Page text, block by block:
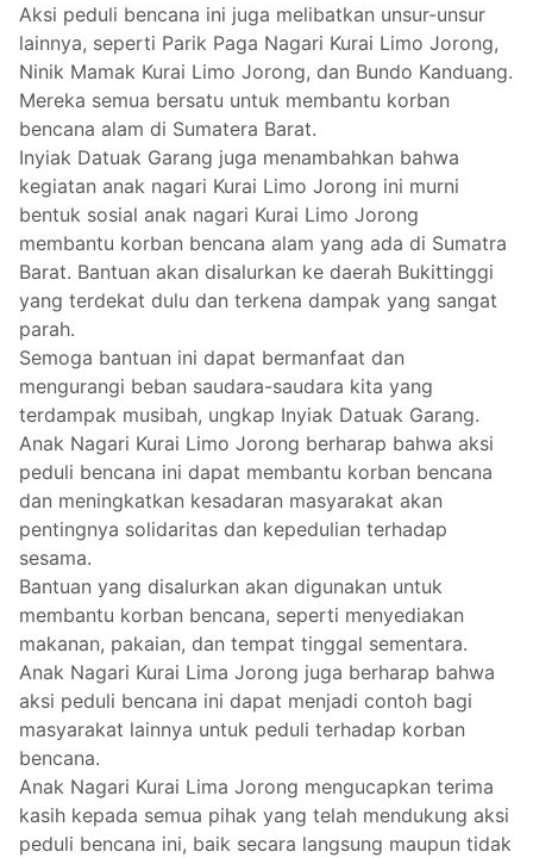
Aksi peduli bencana ini juga melibatkan unsur-unsur
lainnya, seperti Parik Paga Nagari Kurai Limo Jorong,
Ninik Mamak Kurai Limo Jorong, dan Bundo Kanduang.
Mereka semua bersatu untuk membantu korban
bencana alam di Sumatera Barat.
Inyiak Datuak Garang juga menambahkan bahwa
kegiatan anak nagari Kurai Limo Jorong ini murni
bentuk sosial anak nagari Kurai Limo Jorong
membantu korban bencana alam yang ada di Sumatra
Barat. Bantuan akan disalurkan ke daerah Bukittinggi
yang terdekat dulu dan terkena dampak yang sangat
parah.
Semoga bantuan ini dapat bermanfaat dan
mengurangi beban saudara-saudara kita yang
terdampak musibah, ungkap Inyiak Datuak Garang.
Anak Nagari Kurai Limo Jorong berharap bahwa aksi
peduli bencana ini dapat membantu korban bencana
dan meningkatkan kesadaran masyarakat akan
pentingnya solidaritas dan kepedulian terhadap
sesama.
Bantuan yang disalurkan akan digunakan untuk
membantu korban bencana, seperti menyediakan
makanan, pakaian, dan tempat tinggal sementara.
Anak Nagari Kurai Lima Jorong juga berharap bahwa
aksi peduli bencana ini dapat menjadi contoh bagi
masyarakat lainnya untuk peduli terhadap korban
bencana.
Anak Nagari Kurai Lima Jorong mengucapkan terima
kasih kepada semua pihak yang telah mendukung aksi
peduli bencana ini, baik secara langsung maupun tidak